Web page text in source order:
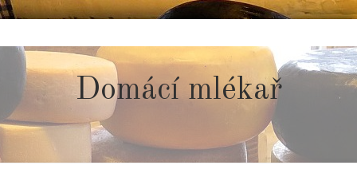
to
content
Domácí mlékař